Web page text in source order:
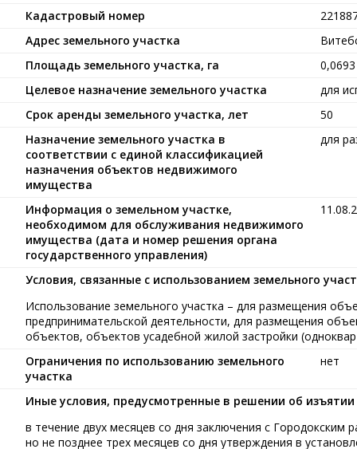
Кадастровый номер
Адрес земельного участка
Площадь земельного участка, га
0,0693
Целевое назначение земельного участка
для
Срок аренды земельного участка, лет
50
Назначение земельного участка в
соответствии с единой классификацией
назначения объектов недвижимого
имущества
для
Информация о земельном участке,
необходимом для обслуживания недвижимого
имущества (дата и номер решения органа
государственного управления)
Условия, связанные с использованием земельного
Использование земельного участка – для размещения
предпринимательской деятельности, для размещения
объектов, объектов усадебной жилой застройки
Ограничения по использованию земельного
участка
нет
Иные условия, предусмотренные в решении об изъятии
в течение двух месяцев со дня заключения с Городокским
но не позднее трех месяцев со дня утверждения в